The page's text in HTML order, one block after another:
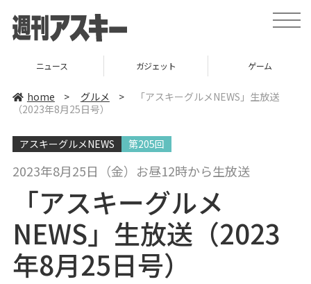
t
o
ニュース ガジェット ゲーム
home > グルメ >
「アスキーグルメNEWS」生放送
（2023年8月25日号）
アスキーグルメNEWS 第205回
2023年8月25日（金）お昼12時から生放送
「アスキーグルメ
NEWS」生放送（2023
年8月25日号）